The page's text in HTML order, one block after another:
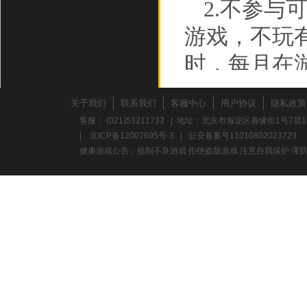
2.不参与
游戏，不玩
时，每月在
3.不要将
折时，应多
力。
养成积极
关于我们 联系我们 客服中心 用户协议 隐私政策
客服： (021)53211732 | 地址：北京市海淀区善缘街1号7
京ICP备12007695号-3
公安备案号11010802023729
健康游戏公告：抵制不良游戏 拒绝盗版游戏 注意自我保护 谨